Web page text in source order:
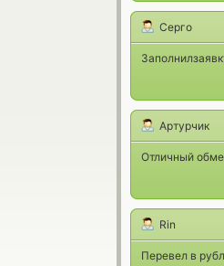
Серго
Артурчик
Отличный
Rin
Перевел в